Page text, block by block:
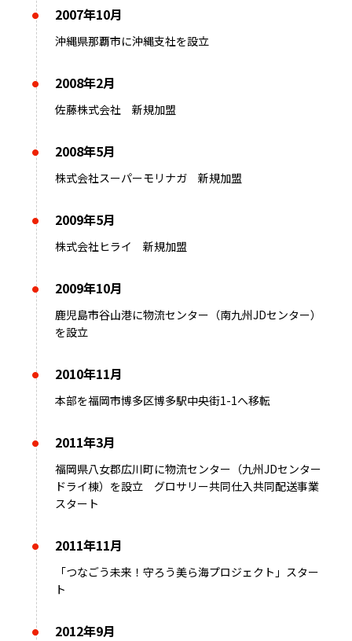
2007年10月
沖縄県那覇市に沖縄支社を設立
2008年2月
佐藤株式会社 新規加盟
2008年5月
株式会社スーパーモリナガ 新規加盟
2009年5月
株式会社ヒライ 新規加盟
2009年10月
鹿児島市谷山港に物流センター（南九州JDセンター）
を設立
2010年11月
本部を福岡市博多区博多駅中央街1-1へ移転
2011年3月
福岡県八女郡広川町に物流センター（九州JDセンター
ドライ棟）を設立 グロサリー共同仕入共同配送事業
スタート
2011年11月
「つなごう未来！守ろう美ら海プロジェクト」スター
ト
2012年9月